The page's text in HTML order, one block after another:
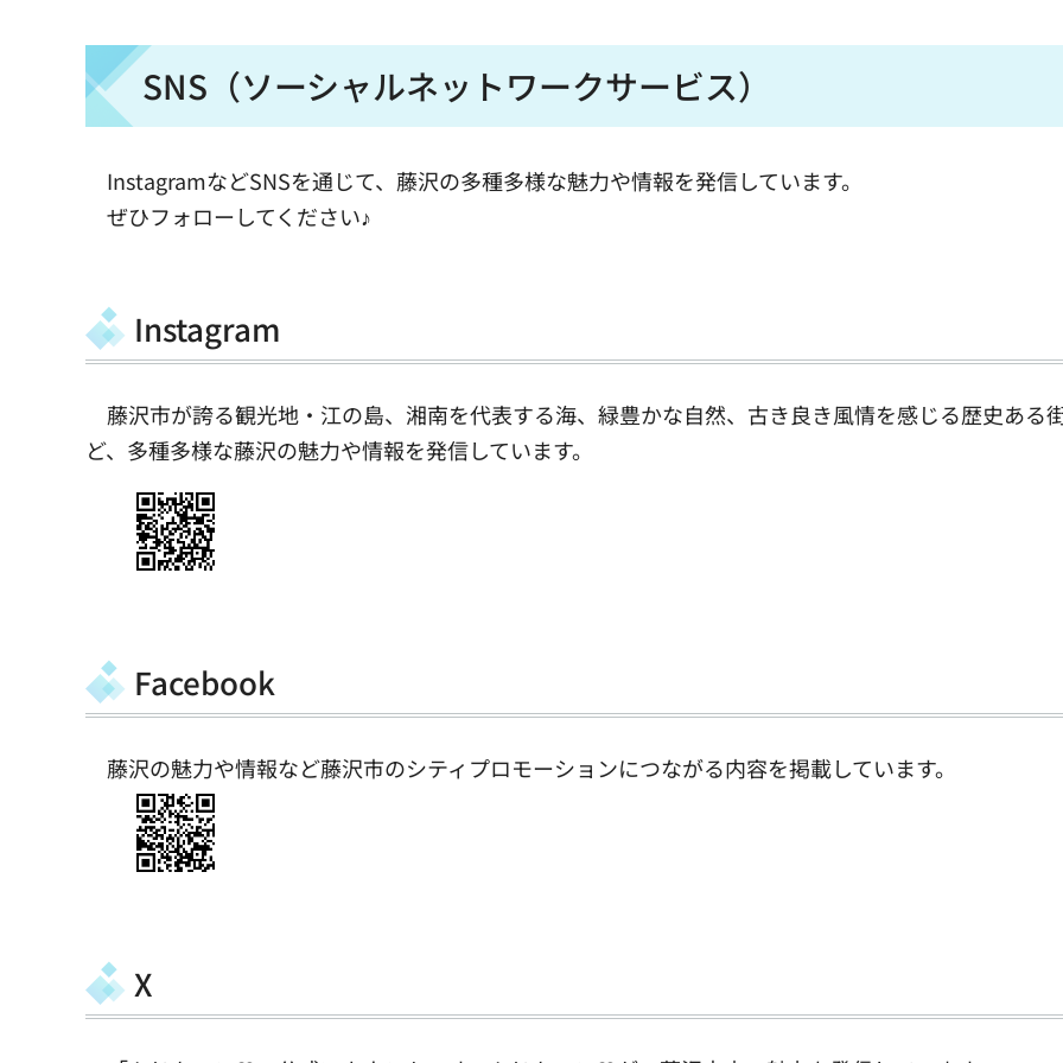
SNS（ソーシャルネットワークサービス）
InstagramなどSNSを通じて、藤沢の多種多様な魅力や情報を発信しています。
ぜひフォローしてください♪
Instagram
藤沢市が誇る観光地・江の島、湘南を代表する海、緑豊かな自然、古き良き風情を感じる歴史ある
ど、多種多様な藤沢の魅力や情報を発信しています。
Facebook
藤沢の魅力や情報など藤沢市のシティプロモーションにつながる内容を掲載しています。
X